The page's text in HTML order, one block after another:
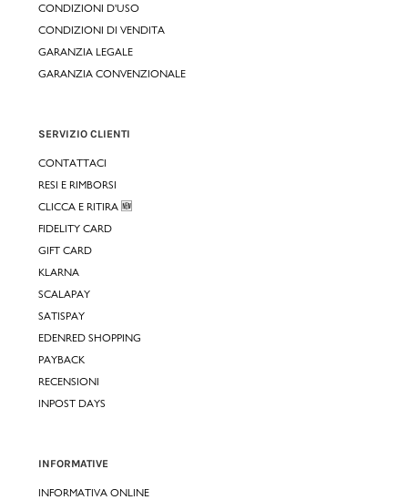
CONDIZIONI D'USO
CONDIZIONI DI VENDITA
GARANZIA LEGALE
GARANZIA CONVENZIONALE
SERVIZIO CLIENTI
CONTATTACI
RESI E RIMBORSI
CLICCA E RITIRA 🆕
FIDELITY CARD
GIFT CARD
KLARNA
SCALAPAY
SATISPAY
EDENRED SHOPPING
PAYBACK
RECENSIONI
INPOST DAYS
INFORMATIVE
INFORMATIVA ONLINE